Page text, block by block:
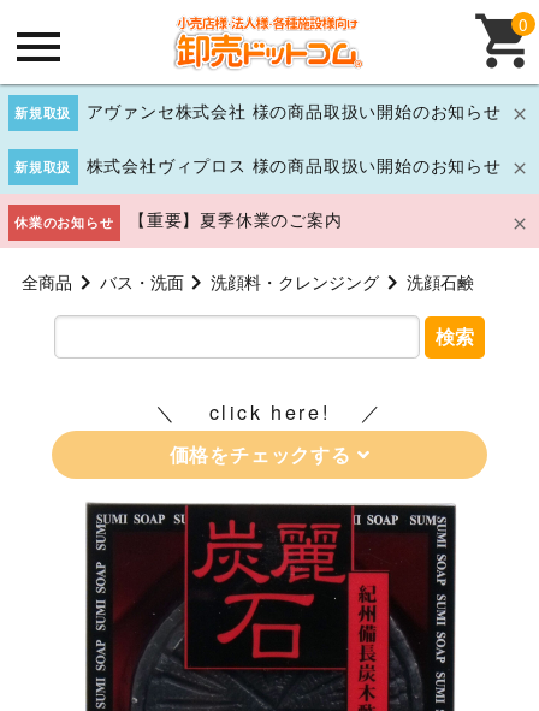
新規取扱 アヴァンセ株式会社 様の商品取扱い開始のお知らせ
新規取扱 株式会社ヴィプロス 様の商品取扱い開始のお知らせ
休業のお知らせ 【重要】夏季休業のご案内
0
全商品 バス・洗面 洗顔料・クレンジング 洗顔石鹸
検索
click here!
価格をチェックする